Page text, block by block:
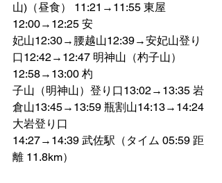
山)（昼食） 11:21→11:55 東屋
12:00→12:25 安
妃山12:30→腰越山12:39→安妃山登り
口12:42→12:47 明神山（杓子山）
12:58→13:00 杓
子山（明神山）登り口13:02→13:35 岩
倉山13:45→13:59 瓶割山14:13→14:24
大岩登り口
14:27→14:39 武佐駅（タイム 05:59 距
離 11.8km）